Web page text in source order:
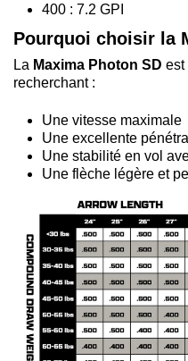
400 : 7.2 GPI
Pourquoi choisir la
La Maxima Photon SD est
recherchant :
Une vitesse maximale
Une excellente
Une stabilité en vol
Une flèche légère et